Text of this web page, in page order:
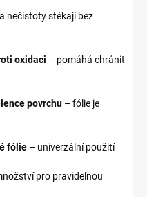
nečistoty stékají bez
oxidaci – pomáhá chránit
povrchu – fólie je
fólie – univerzální použití
pro pravidelnou